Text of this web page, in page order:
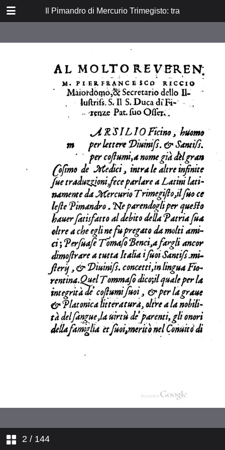
Il Pimandro di Mercurio Trimegisto: tradotto da
2 / 144
DOWNLOAD
Al molto reveren M. Pier Francesco
Calcidio nella ultima parte del suo
secondo libro dice di Mercurio
Al nobile et preclaro
Testimonanza di raziel sopra
Mercurio Trimegisto
Argumento di Marcilio Ficini
Fiorentino, sobre il Pimandro di
Mercurio Trimegisto, a cosimo de
Medici, Padre del la Patria